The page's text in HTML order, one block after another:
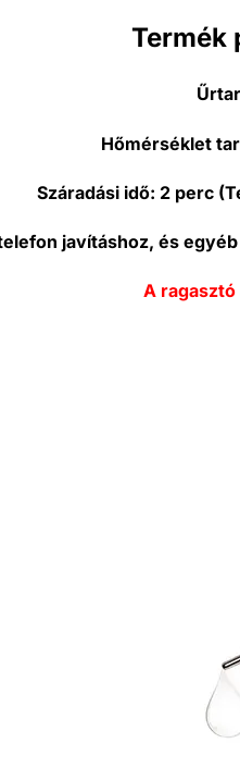
Termék
Hőmérséklet
Száradási idő: 2 perc
javításhoz, és
A